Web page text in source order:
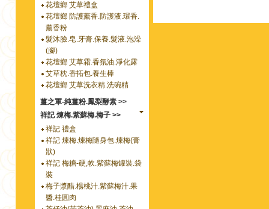
花壇鄉 艾草禮盒
花壇鄉 防護薰香.防護液.環香.
薰香粉
髮沐臉.皂.牙膏.保養.髮液.泡澡
(腳)
花壇鄉 艾草霜.香氛油.淨化露
艾草枕.香拓包.養生棒
花壇鄉 艾草洗衣精.洗碗精
薑之軍-純薑粉.鳳梨酵素 >>
祥記 煉梅.紫蘇梅.梅子 >>
祥記 禮盒
祥記 煉梅.煉梅隨身包.煉梅(膏
狀)
祥記 梅糖-硬,軟.紫蘇梅罐裝.袋
裝
梅子漿醋.楊桃汁.紫蘇梅汁.果
醬.桂圓肉